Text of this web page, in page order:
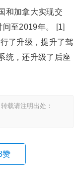
和加拿大实现交
至2019年。 [1]
了升级，提升了驾
统，还升级了后座
载请注明出处：
赞